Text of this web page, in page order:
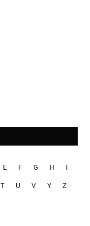
E F G H I
T U V Y Z